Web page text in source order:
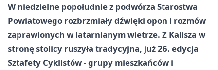
W niedzielne popołudnie z podwórza Starostwa
Powiatowego rozbrzmiały dźwięki opon i rozmów
zaprawionych w latarnianym wietrze. Z Kalisza w
stronę stolicy ruszyła tradycyjna, już26. edycja
Sztafety Cyklistów - grupy mieszkańców i